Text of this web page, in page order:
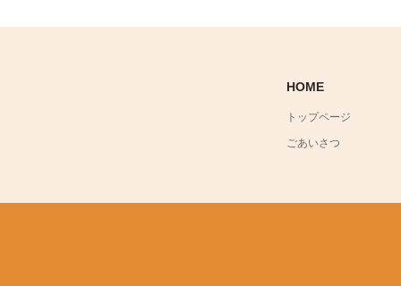
HOME
トップページ
ごあいさつ